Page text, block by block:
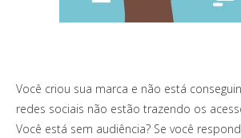
Você criou sua marca e não está
redes sociais não estão trazendo os
Você está sem audiência? Se você